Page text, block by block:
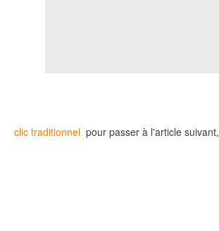
clic traditionnel pour passer à l'article suivant,